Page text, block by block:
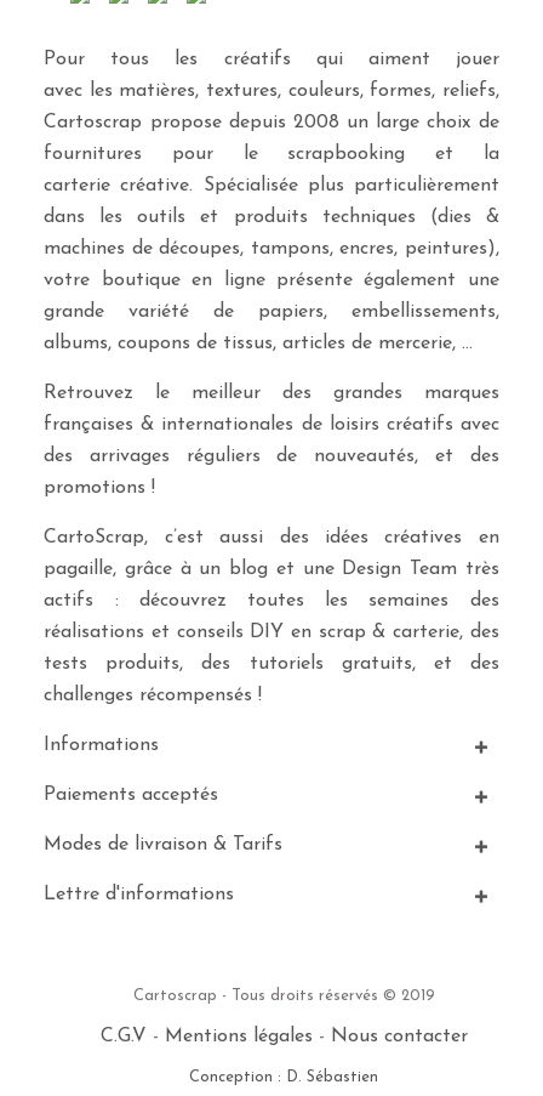
Pour tous les créatifs qui aiment jouer
avec les matières, textures, couleurs, formes, reliefs,
Cartoscrap propose depuis 2008 un large choix de
fournitures pour le scrapbooking et la
carterie créative. Spécialisée plus particulièrement
dans les outils et produits techniques (dies &
machines de découpes, tampons, encres, peintures),
votre boutique en ligne présente également une
grande variété de papiers, embellissements,
albums, coupons de tissus, articles de mercerie, …
Retrouvez le meilleur des grandes marques
françaises & internationales de loisirs créatifs avec
des arrivages réguliers de nouveautés, et des
promotions !
CartoScrap, c’est aussi des idées créatives en
pagaille, grâce à un blog et une Design Team très
actifs : découvrez toutes les semaines des
réalisations et conseils DIY en scrap & carterie, des
tests produits, des tutoriels gratuits, et des
challenges récompensés !
Informations
Paiements acceptés
Modes de livraison & Tarifs
Lettre d'informations
Cartoscrap - Tous droits réservés © 2019
C.G.V - Mentions légales - Nous contacter
Conception : D. Sébastien